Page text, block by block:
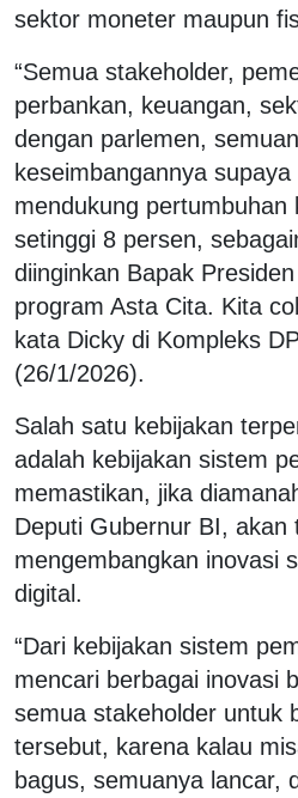
sektor moneter maupun
“Semua stakeholder,
perbankan, keuangan,
dengan parlemen,
keseimbangannya supaya
mendukung pertumbuhan
setinggi 8 persen,
diinginkan Bapak
program Asta Cita. Kita
kata Dicky di Kompleks
(26/1/2026).
Salah satu kebijakan
adalah kebijakan sistem
memastikan, jika
Deputi Gubernur BI, akan
mengembangkan inovasi
digital.
“Dari kebijakan sistem
mencari berbagai inovasi
semua stakeholder untuk
tersebut, karena kalau
bagus, semuanya lancar,